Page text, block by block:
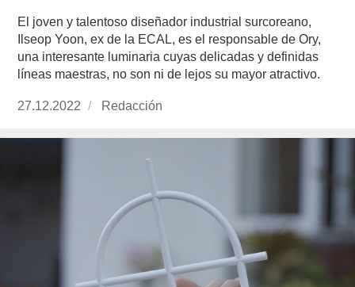
El joven y talentoso diseñador industrial surcoreano,
Ilseop Yoon, ex de la ECAL, es el responsable de Ory,
una interesante luminaria cuyas delicadas y definidas
líneas maestras, no son ni de lejos su mayor atractivo.
Publicado
27.12.2022 https://www.experimenta.es/author/redaccion/
Redacción